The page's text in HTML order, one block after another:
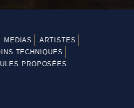
MEDIAS
ARTISTES
TECHNIQUES
PROPOSÉES